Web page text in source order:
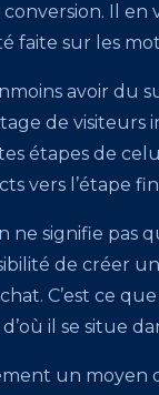
Il
faite sur les
avoir du
de
étapes de
vers l’étape
signifie pas
de créer
C’est ce
il se situe
un moyen